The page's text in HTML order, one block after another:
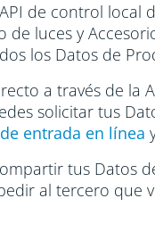
de control local
de luces y
los Datos de
a través de la
solicitar tus
entrada en línea
tus Datos
al tercero que